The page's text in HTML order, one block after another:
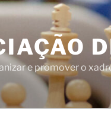
e promover o